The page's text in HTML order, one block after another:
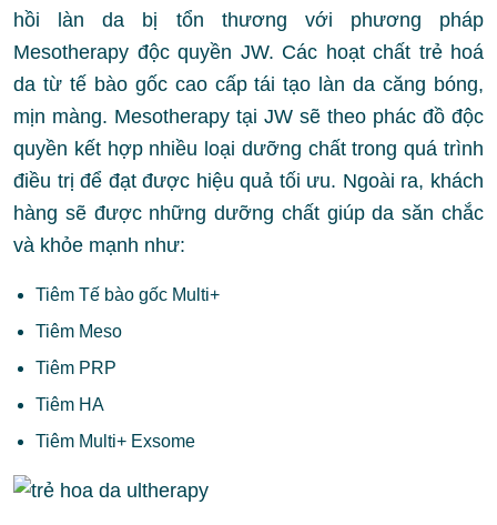
hồi làn da bị tổn thương với phương pháp
Mesotherapy độc quyền JW. Các hoạt chất trẻ hoá
da từ tế bào gốc cao cấp tái tạo làn da căng bóng,
mịn màng. Mesotherapy tại JW sẽ theo phác đồ độc
quyền kết hợp nhiều loại dưỡng chất trong quá trình
điều trị để đạt được hiệu quả tối ưu. Ngoài ra, khách
hàng sẽ được những dưỡng chất giúp da săn chắc
và khỏe mạnh như:
Tiêm Tế bào gốc Multi+
Tiêm Meso
Tiêm PRP
Tiêm HA
Tiêm Multi+ Exsome